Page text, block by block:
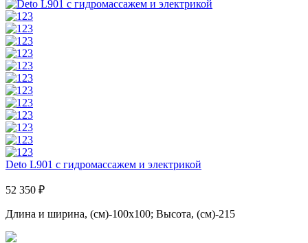
Deto L901 с гидромассажем и электрикой
52 350 ₽
Длина и ширина, (см)-100x100; Высота, (см)-215